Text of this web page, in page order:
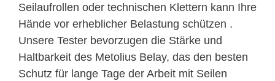
Seilaufrollen oder technischen Klettern kann Ihre
Hände vor erheblicher Belastung schützen .
Unsere Tester bevorzugen die Stärke und
Haltbarkeit des Metolius Belay, das den besten
Schutz für lange Tage der Arbeit mit Seilen